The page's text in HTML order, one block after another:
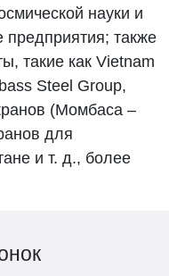
науки и
предприятия; также
такие как Vietnam
Steel Group,
(Момбаса –
для
и т. д., более